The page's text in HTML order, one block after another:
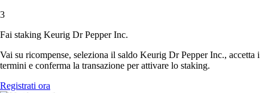
3
Fai staking Keurig Dr Pepper Inc.
Vai su ricompense, seleziona il saldo Keurig Dr Pepper Inc., accetta i
termini e conferma la transazione per attivare lo staking.
Registrati ora